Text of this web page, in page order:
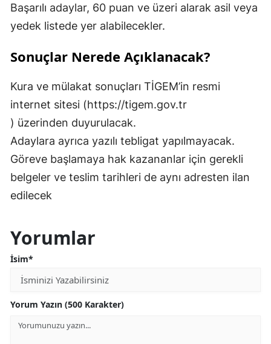
Başarılı adaylar, 60 puan ve üzeri alarak asil veya
yedek listede yer alabilecekler.
Sonuçlar Nerede Açıklanacak?
Kura ve mülakat sonuçları TİGEM’in resmi
internet sitesi (https://tigem.gov.tr
) üzerinden duyurulacak.
Adaylara ayrıca yazılı tebligat yapılmayacak.
Göreve başlamaya hak kazananlar için gerekli
belgeler ve teslim tarihleri de aynı adresten ilan
edilecek
Yorumlar
İsim*
Yorum Yazın (500 Karakter)